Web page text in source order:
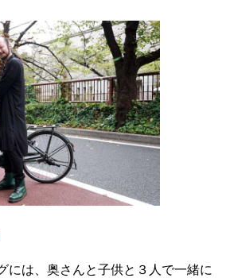
には、奥さんと子供と３人で一緒に